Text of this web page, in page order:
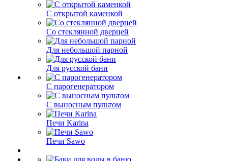
С открытой каменкой
Со стеклянной дверцей
Для небольшой парной
Для русской бани
С парогенератором
С выносным пультом
Печи Karina
Печи Sawo